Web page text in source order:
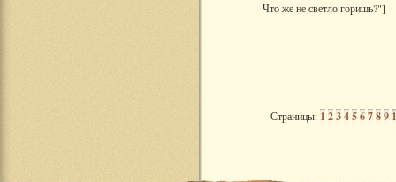
Что же не светло горишь?"]
Страницы:1 23456789